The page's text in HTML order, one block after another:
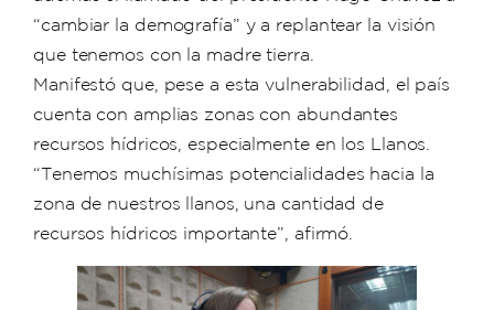
“cambiar la demografía” y a replantear la visión
que tenemos con la madre tierra.
Manifestó que, pese a esta vulnerabilidad, el país
cuenta con amplias zonas con abundantes
recursos hídricos, especialmente en los Llanos.
“Tenemos muchísimas potencialidades hacia la
zona de nuestros llanos, una cantidad de
recursos hídricos importante”, afirmó.